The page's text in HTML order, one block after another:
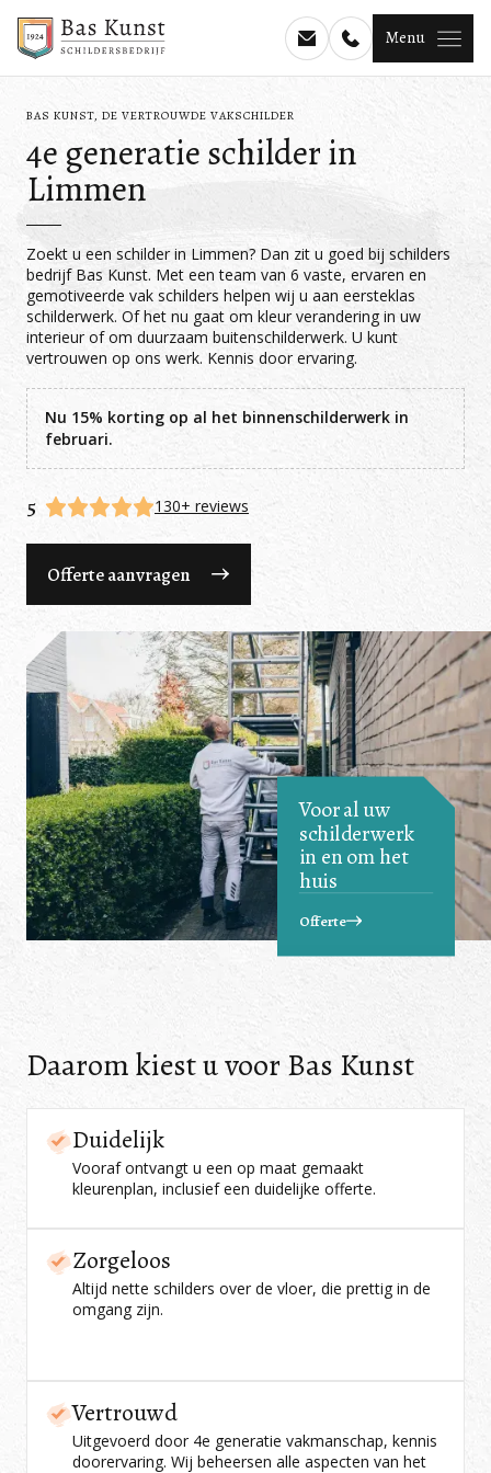
Menu
BAS KUNST, DE VERTROUWDE VAKSCHILDER
4e generatie schilder in
Limmen
Zoekt u een schilder in Limmen? Dan zit u goed bij schilders
bedrijf Bas Kunst. Met een team van 6 vaste, ervaren en
gemotiveerde vak schilders helpen wij u aan eersteklas
schilderwerk. Of het nu gaat om kleur verandering in uw
interieur of om duurzaam buitenschilderwerk. U kunt
vertrouwen op ons werk. Kennis door ervaring.
Nu 15% korting op al het binnenschilderwerk in
februari.
5 130+ reviews
Offerte aanvragen
Voor al uw
schilderwerk
in en om het
huis
Offerte
Daarom kiest u voor Bas Kunst
Duidelijk
Vooraf ontvangt u een op maat gemaakt
kleurenplan, inclusief een duidelijke offerte.
Zorgeloos
Altijd nette schilders over de vloer, die prettig in de
omgang zijn.
Vertrouwd
Uitgevoerd door 4e generatie vakmanschap, kennis
doorervaring. Wij beheersen alle aspecten van het